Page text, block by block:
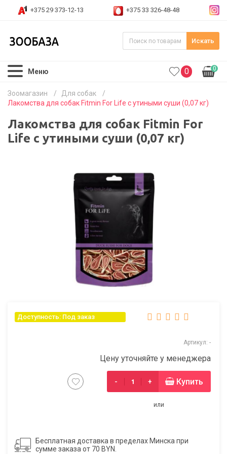
+375 29 373-12-13 +375 33 326-48-48
Искать
Меню 0 0
Зоомагазин / Для собак
/
Лакомства для собак Fitmin For Life с утиными суши (0,07 кг)
Лакомства для собак Fitmin For
Life с утиными суши (0,07 кг)
Доступность: Под заказ
Артикул: -
Цену уточняйте у менеджера
- + Купить
или
Бесплатная доставка в пределах Минска при
сумме заказа от 70 BYN.